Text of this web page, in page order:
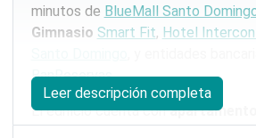
minutos de BlueMall Santo
Gimnasio Smart Fit, Hotel
BanReservas.
El edificio cuenta con
Leer descripción completa